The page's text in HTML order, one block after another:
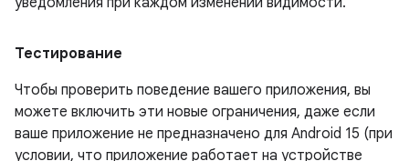
Тестирование
Чтобы проверить поведение вашего приложения, вы
можете включить эти новые ограничения, даже если
ваше приложение не предназначено для Android 15 (при
условии, что приложение работает на устройстве